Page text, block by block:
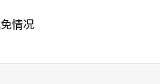
情况
议、提起行政诉讼的情况